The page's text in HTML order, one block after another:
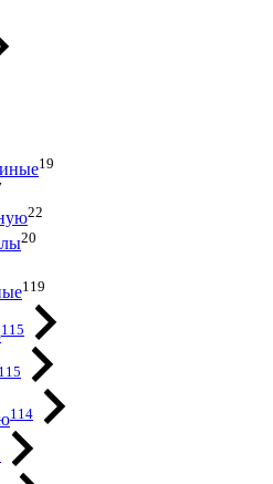
19
22
20
119
115
115
114